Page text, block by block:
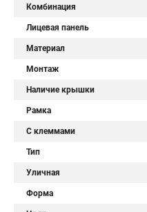
Комбинация
Лицевая панель
Материал
Монтаж
Наличие крышки
Рамка
С клеммами
Тип
Уличная
Форма